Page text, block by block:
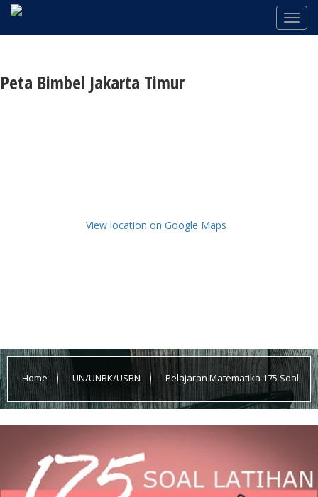
Peta Bimbel Jakarta Timur
View location on Google Maps
Home UN/UNBK/USBN Pelajaran Matematika 175 Soal